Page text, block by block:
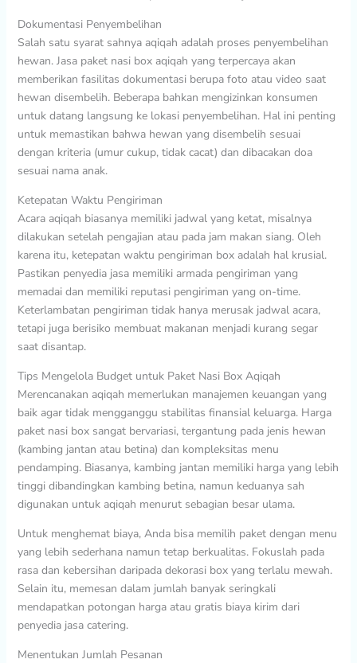
Dokumentasi Penyembelihan
Salah satu syarat sahnya aqiqah adalah proses penyembelihan
hewan. Jasa paket nasi box aqiqah yang terpercaya akan
memberikan fasilitas dokumentasi berupa foto atau video saat
hewan disembelih. Beberapa bahkan mengizinkan konsumen
untuk datang langsung ke lokasi penyembelihan. Hal ini penting
untuk memastikan bahwa hewan yang disembelih sesuai
dengan kriteria (umur cukup, tidak cacat) dan dibacakan doa
sesuai nama anak.
Ketepatan Waktu Pengiriman
Acara aqiqah biasanya memiliki jadwal yang ketat, misalnya
dilakukan setelah pengajian atau pada jam makan siang. Oleh
karena itu, ketepatan waktu pengiriman box adalah hal krusial.
Pastikan penyedia jasa memiliki armada pengiriman yang
memadai dan memiliki reputasi pengiriman yang on-time.
Keterlambatan pengiriman tidak hanya merusak jadwal acara,
tetapi juga berisiko membuat makanan menjadi kurang segar
saat disantap.
Tips Mengelola Budget untuk Paket Nasi Box Aqiqah
Merencanakan aqiqah memerlukan manajemen keuangan yang
baik agar tidak mengganggu stabilitas finansial keluarga. Harga
paket nasi box sangat bervariasi, tergantung pada jenis hewan
(kambing jantan atau betina) dan kompleksitas menu
pendamping. Biasanya, kambing jantan memiliki harga yang lebih
tinggi dibandingkan kambing betina, namun keduanya sah
digunakan untuk aqiqah menurut sebagian besar ulama.
Untuk menghemat biaya, Anda bisa memilih paket dengan menu
yang lebih sederhana namun tetap berkualitas. Fokuslah pada
rasa dan kebersihan daripada dekorasi box yang terlalu mewah.
Selain itu, memesan dalam jumlah banyak seringkali
mendapatkan potongan harga atau gratis biaya kirim dari
penyedia jasa catering.
Menentukan Jumlah Pesanan